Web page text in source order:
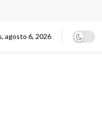
agosto 6, 2026